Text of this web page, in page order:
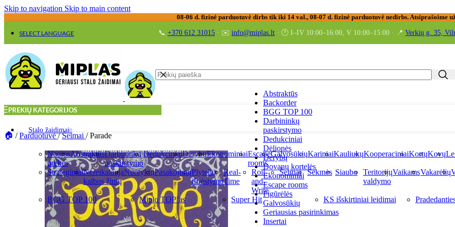
Skip to navigation Skip to main content
08-06 d. fizinė parduotuvė dirbs tik iki 14 val., 08-07 d. fizinė parduotuvė nedirbs. Atsiprašoime
SELECT LANGUAGE 📞 +370 612 31015 · ✉️ info@miplas.lt · 🕐 I–IV 10:00–16:00, V 10:00–15:00 · 📍 Verkių g. 35,
Abstraktūs
Backorder
BGG TOP 100
Darbininkų
paskirstymo
Dedukciniai
Dėlionės
Derybų
Dovanų kortelės
Ekonominiai
Escape rooms
Figūrėlės
Galvosūkių
Geriausias pasirinkimas
Insertai
PREKIŲ KATEGORIJOS
Stalo žaidimai
Naujos
prekės
AbstraktūsDarbininkų
paskirstymo
DedukciniaiDerybųEkonominiaiEscape
rooms
GalvosūkiųKariniaiKauliukųKooperaciniaiKortųKovų
StrateginiaiNereikalauja
kalbos žinių
NuotykiųPasakojimųPlytelių
išdėstymo
Real-
Time
Roll-
and-
Write
Šeimai Sekmės Siaubo
Teritorijų
valdymo
VaikamsVakarėlių
BGG TOP 100 Miplo TOP’as Super Hit KS išskirtiniai leidimai
/ Parduotuvė/ Šeimai / Parade